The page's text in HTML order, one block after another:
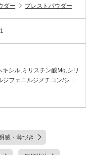
ダー プレストパウダー
シル,ミリスチン酸Mg,シリ
ジフェニルジメチコン/シル
油,カルボキシデシルトリシ
スキイソステアリン酸ソル
シルセスキオキサン)クロス
ン,含水シリカ,水酸化Al,
(Li/Mg/Na),水,グリセリン,
ル,ホウケイ酸(Ca/Al),テト
感・薄づき